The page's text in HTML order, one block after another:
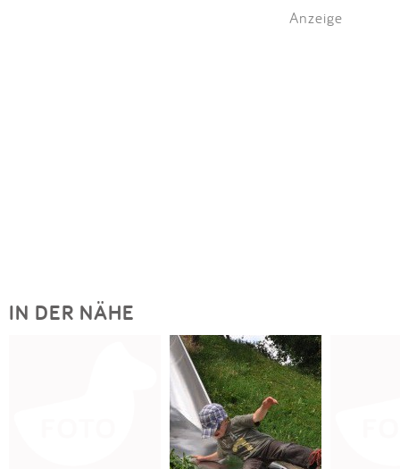
Anzeige
IN DER NÄHE